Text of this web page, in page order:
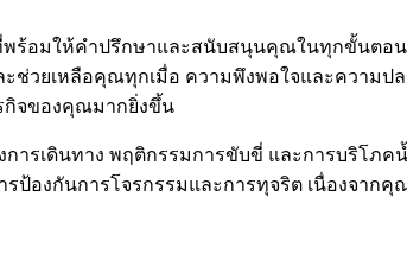
ร้อมให้คำปรึกษาและสนับสนุนคุณในทุกขั้นตอน
ะช่วยเหลือคุณทุกเมื่อ ความพึงพอใจและควา
กิจของคุณมากยิ่งขึ้น
การเดินทาง พฤติกรรมการขับขี่ และการบริโ
รป้องกันการโจรกรรมและการทุจริต เนื่องจา